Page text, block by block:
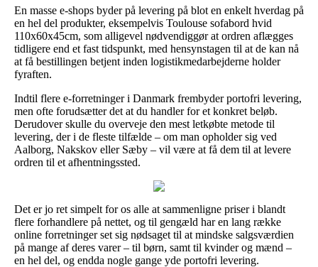
En masse e-shops byder på levering på blot en enkelt hverdag på
en hel del produkter, eksempelvis Toulouse sofabord hvid
110x60x45cm, som alligevel nødvendiggør at ordren aflægges
tidligere end et fast tidspunkt, med hensynstagen til at de kan nå
at få bestillingen betjent inden logistikmedarbejderne holder
fyraften.
Indtil flere e-forretninger i Danmark frembyder portofri levering,
men ofte forudsætter det at du handler for et konkret beløb.
Derudover skulle du overveje den mest letkøbte metode til
levering, der i de fleste tilfælde – om man opholder sig ved
Aalborg, Nakskov eller Sæby – vil være at få dem til at levere
ordren til et afhentningssted.
Det er jo ret simpelt for os alle at sammenligne priser i blandt
flere forhandlere på nettet, og til gengæld har en lang række
online forretninger set sig nødsaget til at mindske salgsværdien
på mange af deres varer – til børn, samt til kvinder og mænd –
en hel del, og endda nogle gange yde portofri levering.